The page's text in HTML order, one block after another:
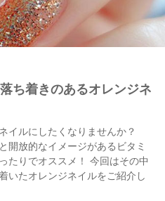
ち着きのあるオレンジネ
イルにしたくなりませんか？
開放的なイメージがあるビタミ
たりでオススメ！ 今回はその中
いたオレンジネイルをご紹介し